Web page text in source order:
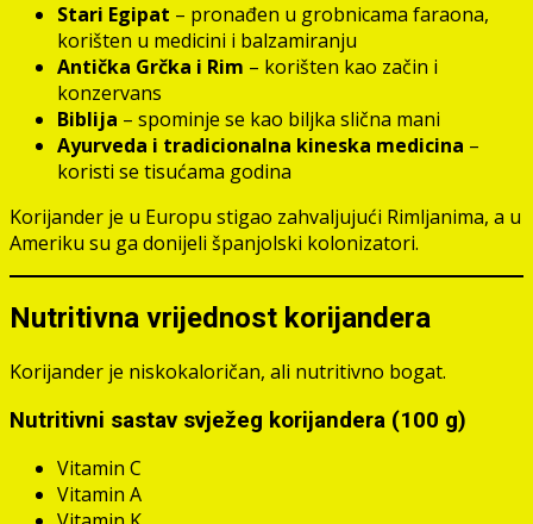
Stari Egipat – pronađen u grobnicama faraona,
korišten u medicini i balzamiranju
Antička Grčka i Rim – korišten kao začin i
konzervans
Biblija – spominje se kao biljka slična mani
Ayurveda i tradicionalna kineska medicina –
koristi se tisućama godina
Korijander je u Europu stigao zahvaljujući Rimljanima, a u
Ameriku su ga donijeli španjolski kolonizatori.
Nutritivna vrijednost korijandera
Korijander je niskokaloričan, ali nutritivno bogat.
Nutritivni sastav svježeg korijandera (100 g)
Vitamin C
Vitamin A